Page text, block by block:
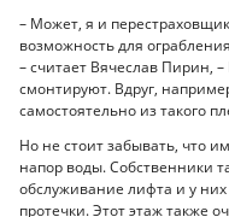
– Может, я и
возможность для
– считает Вячеслав Пирин,
смонтируют. Вдруг,
самостоятельно из такого
Но не стоит забывать, что
напор воды. Собственники
обслуживание лифта и у них
протечки. Этот этаж также